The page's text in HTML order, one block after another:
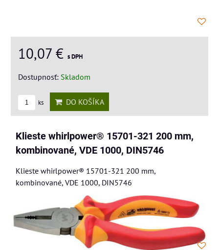
10,07 € s DPH
Dostupnosť: Skladom
ks DO KOŠÍKA
Klieste whirlpower® 15701-321 200 mm,
kombinované, VDE 1000, DIN5746
Klieste whirlpower® 15701-321 200 mm,
kombinované, VDE 1000, DIN5746